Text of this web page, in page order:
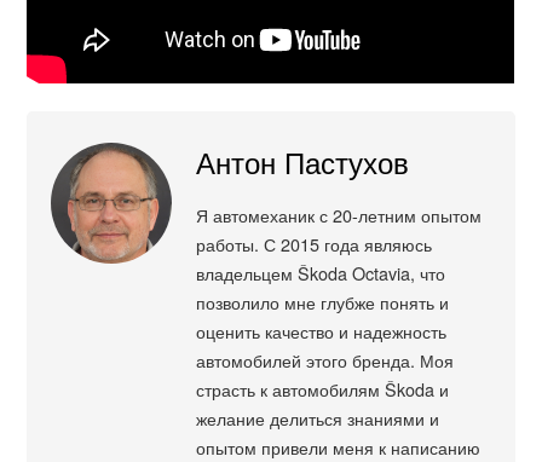
Антон Пастухов
Я автомеханик с 20-летним опытом
работы. С 2015 года являюсь
владельцем Škoda Octavia, что
позволило мне глубже понять и
оценить качество и надежность
автомобилей этого бренда. Моя
страсть к автомобилям Škoda и
желание делиться знаниями и
опытом привели меня к написанию